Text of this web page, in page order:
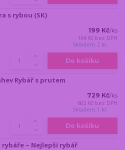
s rybou (SK)
199 Kč/ks
164 Kč bez DPH
Skladem 2 ks
Do košíku
Rybář s prutem
729 Kč/ks
602 Kč bez DPH
Skladem 1 ks
Do košíku
– Nejlepší rybář